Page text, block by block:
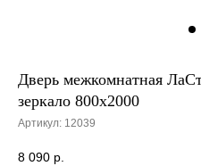
Дверь межкомнатная
зеркало 800х2000
Артикул: 12039
8 090 р.